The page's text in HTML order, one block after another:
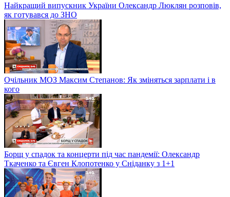
Найкращий випускник України Олександр Люклян розповів,
як готувався до ЗНО
Очільник МОЗ Максим Степанов: Як зміняться зарплати і в
кого
Борщ у спадок та концерти під час пандемії: Олександр
Ткаченко та Євген Клопотенко у Сніданку з 1+1